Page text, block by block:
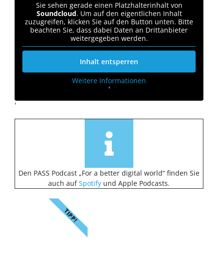
Sie sehen gerade einen Platzhalterinhalt von
Soundcloud. Um auf den eigentlichen Inhalt
zuzugreifen, klicken Sie auf den Button unten. Bitte
beachten Sie, dass dabei Daten an Drittanbieter
weitergegeben werden.
Inhalt entsperren
Weitere Informationen
'
'
Den PASS Podcast „For a better digital world“ finden Sie
auch aufSpotify und Apple Podcasts.
TIPP!